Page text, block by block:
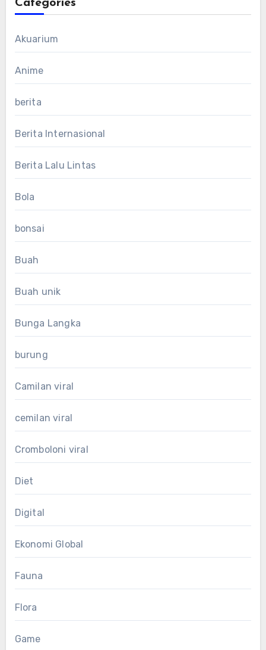
Categories
Akuarium
Anime
berita
Berita Internasional
Berita Lalu Lintas
Bola
bonsai
Buah
Buah unik
Bunga Langka
burung
Camilan viral
cemilan viral
Cromboloni viral
Diet
Digital
Ekonomi Global
Fauna
Flora
Game